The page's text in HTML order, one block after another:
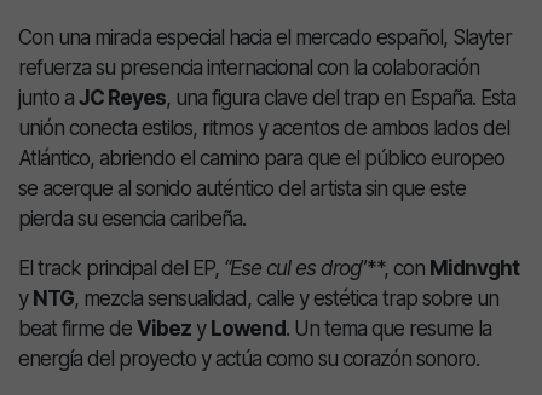
Con una mirada especial hacia el mercado español, Slayter
refuerza su presencia internacional con la colaboración
junto a JC Reyes, una figura clave del trap en España. Esta
unión conecta estilos, ritmos y acentos de ambos lados del
Atlántico, abriendo el camino para que el público europeo
se acerque al sonido auténtico del artista sin que este
pierda su esencia caribeña.
El track principal del EP, “Ese cul es drog”**, con Midnvght
y NTG, mezcla sensualidad, calle y estética trap sobre un
beat firme de Vibez y Lowend. Un tema que resume la
energía del proyecto y actúa como su corazón sonoro.